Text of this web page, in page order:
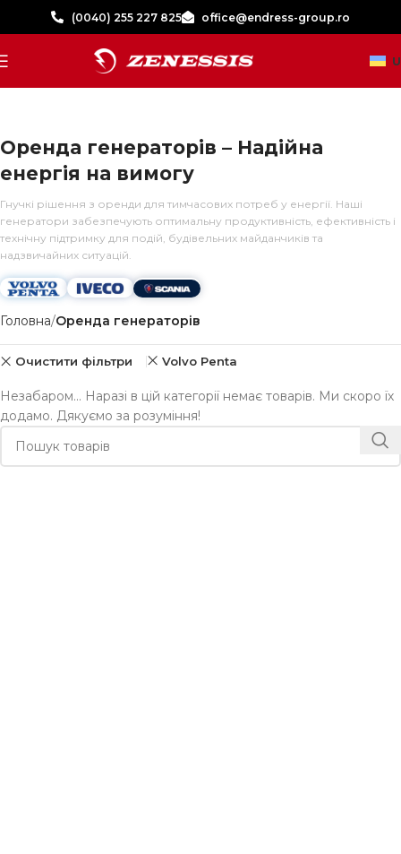
(0040) 255 227 825 office@endress-group.ro
Оренда генераторів – Надійна
енергія на вимогу
Гнучкі рішення з оренди для тимчасових потреб у енергії. Наші
генератори забезпечують оптимальну продуктивність, ефективність і
технічну підтримку для подій, будівельних майданчиків та
надзвичайних ситуацій.
Головна Оренда генераторів
Очистити фільтри Volvo Penta
Незабаром... Наразі в цій категорії немає товарів. Ми скоро їх
додамо. Дякуємо за розуміння!